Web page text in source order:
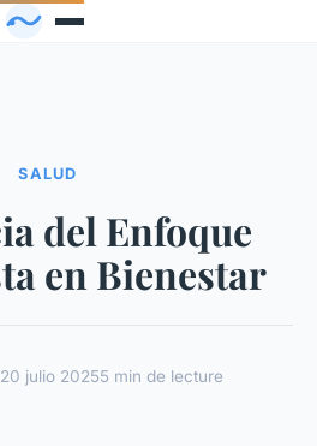
SALUD
del Enfoque
en Bienestar
20 julio 20255 min de lecture